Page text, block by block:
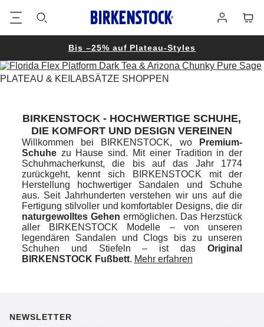
Bis –25% auf Plateau-Styles
PLATEAU & KEILABSÄTZE SHOPPEN
BIRKENSTOCK - HOCHWERTIGE SCHUHE,
DIE KOMFORT UND DESIGN VEREINEN
Willkommen bei BIRKENSTOCK, wo
Premium-
Schuhezu Hause sind. Mit einer Tradition in der
Schuhmacherkunst, die bis auf das Jahr 1774
zurückgeht, kennt sich BIRKENSTOCK mit der
Herstellung hochwertiger Sandalen und Schuhe
aus. Seit Jahrhunderten verstehen wir uns auf die
Fertigung stilvoller und komfortabler Designs, die dir
naturgewolltes Gehen ermöglichen. Das Herzstück
aller BIRKENSTOCK Modelle – von unseren
legendären Sandalen und Clogs bis zu unseren
Schuhen und Stiefeln – ist dasOriginal
BIRKENSTOCK Fußbett. Mehr erfahren
NEWSLETTER